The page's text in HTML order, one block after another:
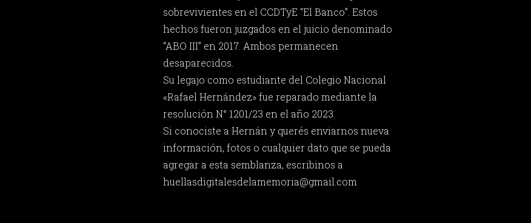
sobrevivientes en el CCDTyE “El Banco”. Estos
hechos fueron juzgados en el juicio denominado
“ABO III” en 2017. Ambos permanecen
desaparecidos.
Su legajo como estudiante del Colegio Nacional
«Rafael Hernández» fue reparado mediante la
resolución N° 1201/23 en el año 2023.
Si conociste a Hernán y querés enviarnos nueva
información, fotos o cualquier dato que se pueda
agregar a esta semblanza, escribinos a
huellasdigitalesdelamemoria@gmail.com